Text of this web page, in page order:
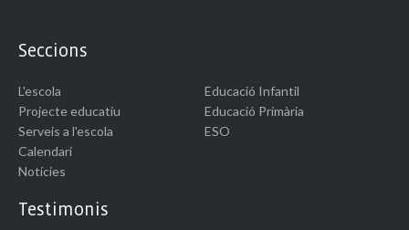
Seccions
L'escola
Projecte educatiu
Serveis a l'escola
Calendari
Notícies
Educació Infantil
Educació Primària
ESO
Testimonis